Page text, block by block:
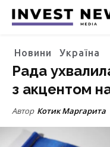
Новини Україна
Рада
з акцентом
Автор Котик Маргарита